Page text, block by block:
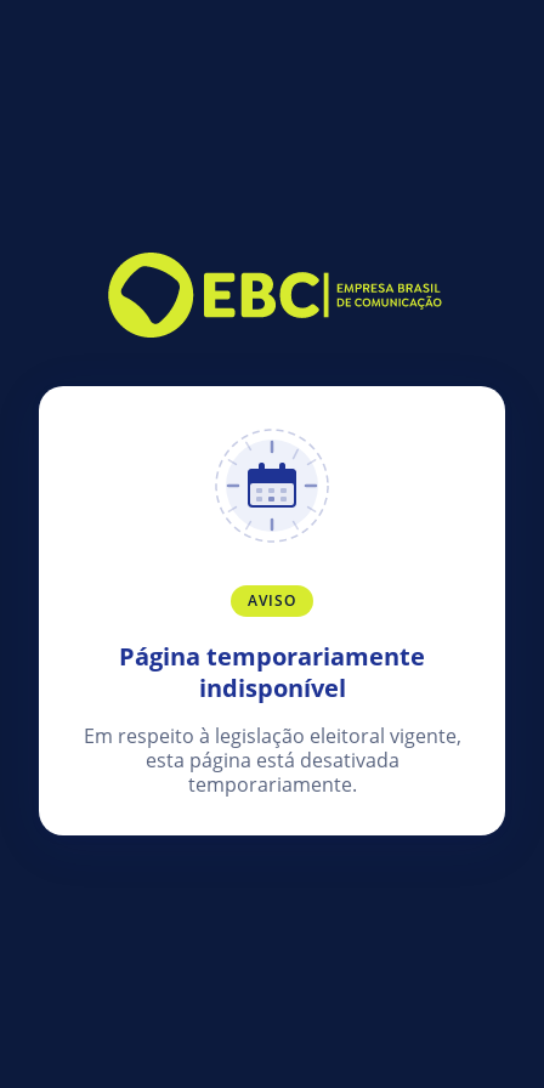
AVISO
Página temporariamente
indisponível
Em respeito à legislação eleitoral vigente,
esta página está desativada
temporariamente.